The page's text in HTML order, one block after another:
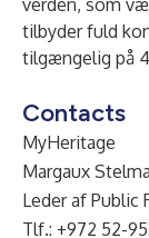
verden, som
tilbyder fuld
tilgængelig på
Contacts
MyHeritage
Margaux
Leder af Public
Tlf.: +972 52-